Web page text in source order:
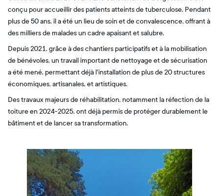
conçu pour accueillir des patients atteints de tuberculose. Pendant
plus de 50 ans, il a été un lieu de soin et de convalescence, offrant à
des milliers de malades un cadre apaisant et salubre.
Depuis 2021, grâce à des chantiers participatifs et à la mobilisation
de bénévoles, un travail important de nettoyage et de sécurisation
a été mené, permettant déjà l'installation de plus de 20 structures
économiques, artisanales, et artistiques.
Des travaux majeurs de réhabilitation, notamment la réfection de la
toiture en 2024-2025, ont déjà permis de protéger durablement le
bâtiment et de lancer sa transformation.